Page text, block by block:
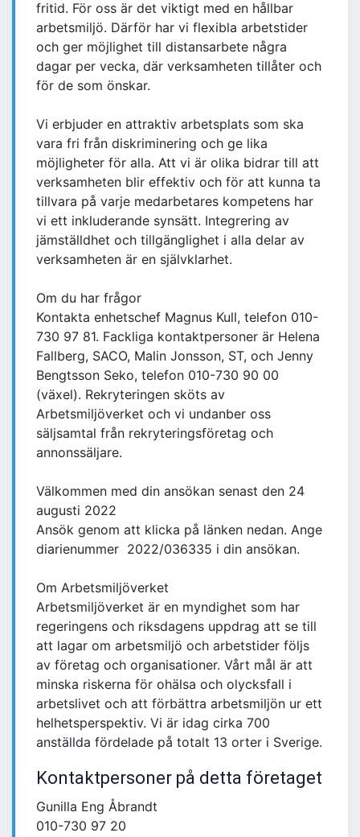
fritid. För oss är det viktigt med en hållbar
arbetsmiljö. Därför har vi flexibla arbetstider
och ger möjlighet till distansarbete några
dagar per vecka, där verksamheten tillåter och
för de som önskar.
Vi erbjuder en attraktiv arbetsplats som ska
vara fri från diskriminering och ge lika
möjligheter för alla. Att vi är olika bidrar till att
verksamheten blir effektiv och för att kunna ta
tillvara på varje medarbetares kompetens har
vi ett inkluderande synsätt. Integrering av
jämställdhet och tillgänglighet i alla delar av
verksamheten är en självklarhet.
Om du har frågor
Kontakta enhetschef Magnus Kull, telefon 010-
730 97 81. Fackliga kontaktpersoner är Helena
Fallberg, SACO, Malin Jonsson, ST, och Jenny
Bengtsson Seko, telefon 010-730 90 00
(växel). Rekryteringen sköts av
Arbetsmiljöverket och vi undanber oss
säljsamtal från rekryteringsföretag och
annonssäljare.
Välkommen med din ansökan senast den 24
augusti 2022
Ansök genom att klicka på länken nedan. Ange
diarienummer 2022/036335 i din ansökan.
Om Arbetsmiljöverket
Arbetsmiljöverket är en myndighet som har
regeringens och riksdagens uppdrag att se till
att lagar om arbetsmiljö och arbetstider följs
av företag och organisationer. Vårt mål är att
minska riskerna för ohälsa och olycksfall i
arbetslivet och att förbättra arbetsmiljön ur ett
helhetsperspektiv. Vi är idag cirka 700
anställda fördelade på totalt 13 orter i Sverige.
Kontaktpersoner på detta företaget
Gunilla Eng Åbrandt
010-730 97 20